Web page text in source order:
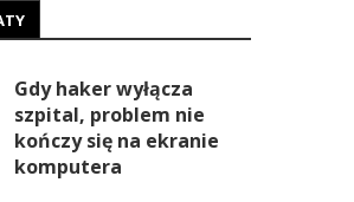
Gdy haker wyłącza
szpital, problem nie
kończy się na ekranie
komputera